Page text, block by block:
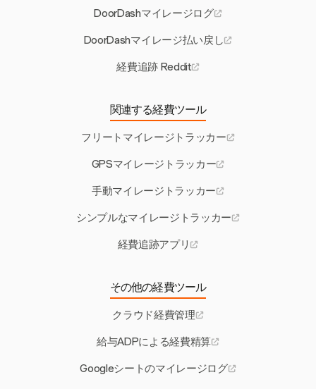
DoorDashマイレージログ
DoorDashマイレージ払い戻し
経費追跡 Reddit
関連する経費ツール
フリートマイレージトラッカー
GPSマイレージトラッカー
手動マイレージトラッカー
シンプルなマイレージトラッカー
経費追跡アプリ
その他の経費ツール
クラウド経費管理
給与ADPによる経費精算
Googleシートのマイレージログ